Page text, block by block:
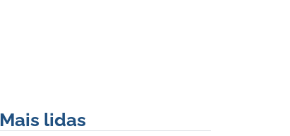
Mais lidas